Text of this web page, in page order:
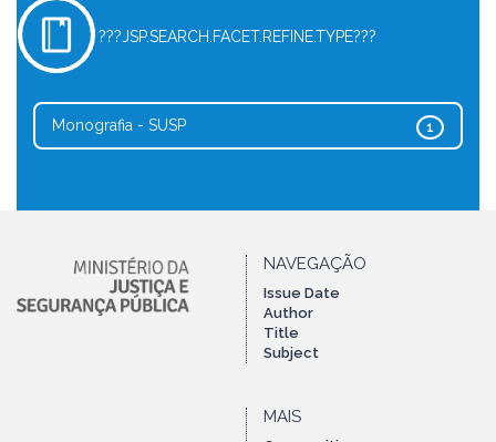
???JSP.SEARCH.FACET.REFINE.TYPE???
1
Monografia - SUSP
NAVEGAÇÃO
Issue Date
Author
Title
Subject
MAIS